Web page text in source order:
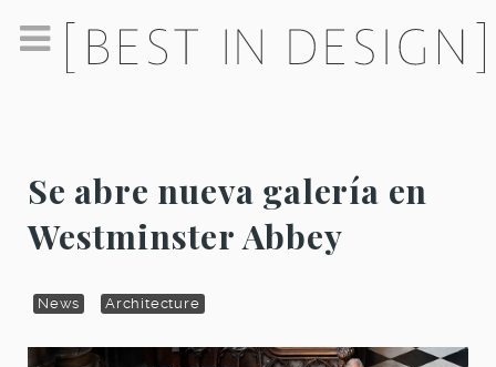
Se abre nueva galería en
Westminster Abbey
News Architecture